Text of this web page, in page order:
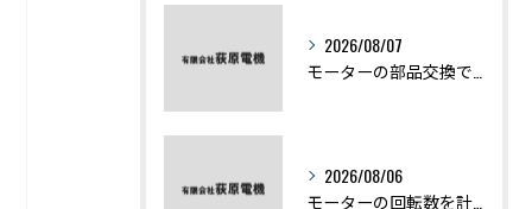
2026/08/07
2026/08/06